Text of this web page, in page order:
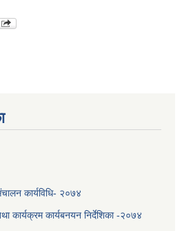
कार्यविधि- २०७४
कार्यक्रम कार्यबनयन निर्देशिका -२०७४